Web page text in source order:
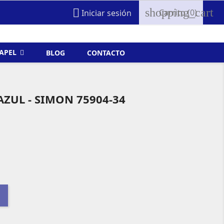
 Iniciar sesión shopping_cart
Carrito(0)
BLOG CONTACTO
- SIMON 75904-34